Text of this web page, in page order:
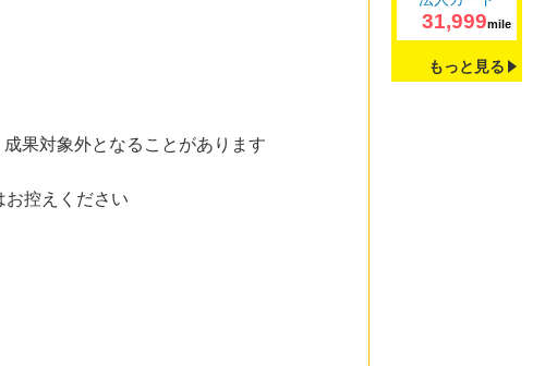
果対象外となることがあります
お控えください
31,999mile
もっと見る